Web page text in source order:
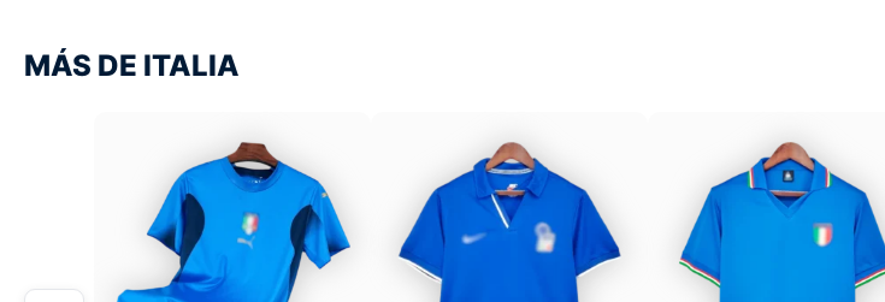
MÁS DE ITALIA